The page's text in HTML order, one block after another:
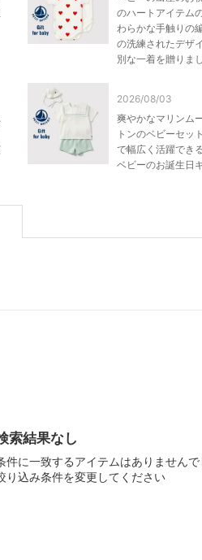
のハートアイテム
わらかな手触りの
の洗練されたデザ
別な一着を贈りま
2026/08/03
爽やかなマリンム
トンのベビーセッ
で幅広く活躍でき
ベビーのお誕生日
索結果なし
件に一致するアイテムはありませんで
り込み条件を変更してください